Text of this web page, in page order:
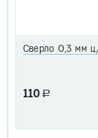
Сверло 0,3 мм
110 a